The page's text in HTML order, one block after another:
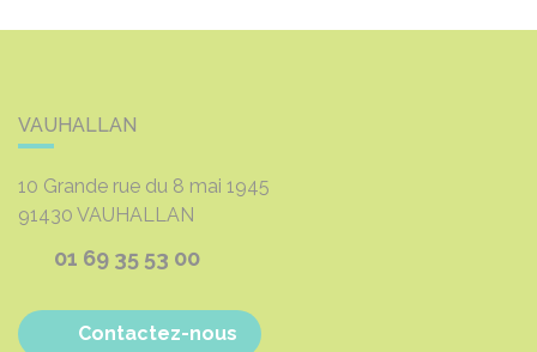
VAUHALLAN
10 Grande rue du 8 mai 1945
91430 VAUHALLAN
01 69 35 53 00
Contactez-nous